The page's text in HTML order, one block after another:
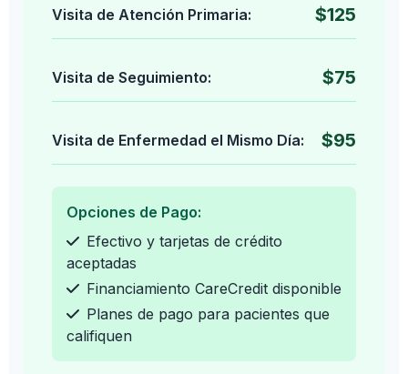
Visita de Atención Primaria: $125
Visita de Seguimiento: $75
Visita de Enfermedad el Mismo Día: $95
Opciones de Pago:
Efectivo y tarjetas de crédito
aceptadas
Financiamiento CareCredit disponible
Planes de pago para pacientes que
califiquen